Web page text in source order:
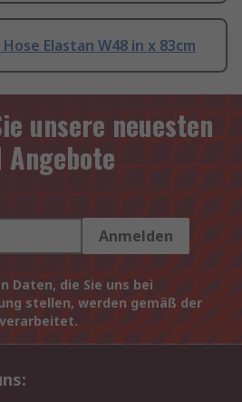
Elastan W48 in x 83cm
unsere neuesten
Anmelden
Daten, die Sie uns bei
stellen, werden gemäß der
verarbeitet.